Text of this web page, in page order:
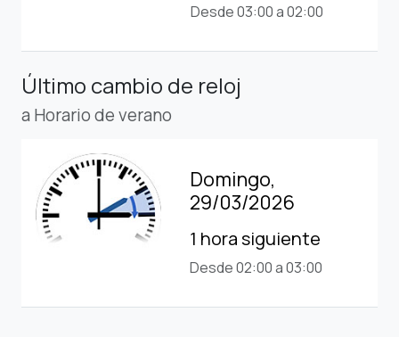
Desde 03:00 a 02:00
Último cambio de reloj
a Horario de verano
Domingo,
29/03/2026
1 hora siguiente
Desde 02:00 a 03:00